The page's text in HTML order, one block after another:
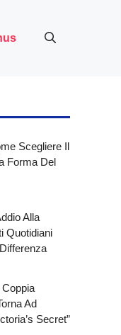
Scegliere Il
Forma Del
Alla
Quotidiani
Ad
Secret”